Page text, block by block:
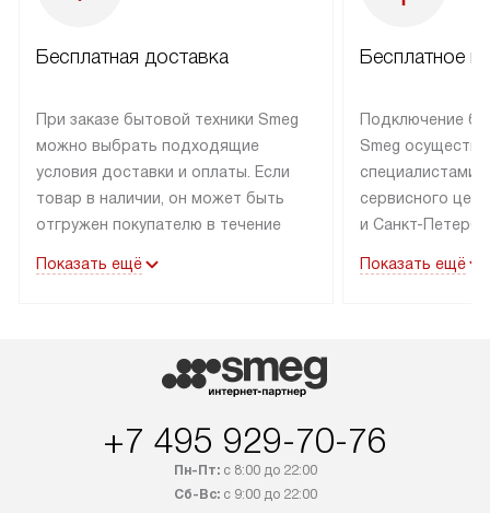
Бесплатная доставка
При заказе бытовой техники Smeg
можно выбрать подходящие
условия доставки и оплаты. Если
товар в наличии, он может быть
отгружен покупателю в течение
лейблом доставляется бесплатно
дополнительно. Возможна
доставка товаров по России.
Показать ещё
Бесплатное
Подключение
Smeg
специалистами
сервисного
и Санкт-
подключается
коммуникаций
навешивание
Показать ещё
+7 495 929-70-76
Пн-Пт:с 8:00 до 22:00
Сб-Вс:с 9:00 до 22:00